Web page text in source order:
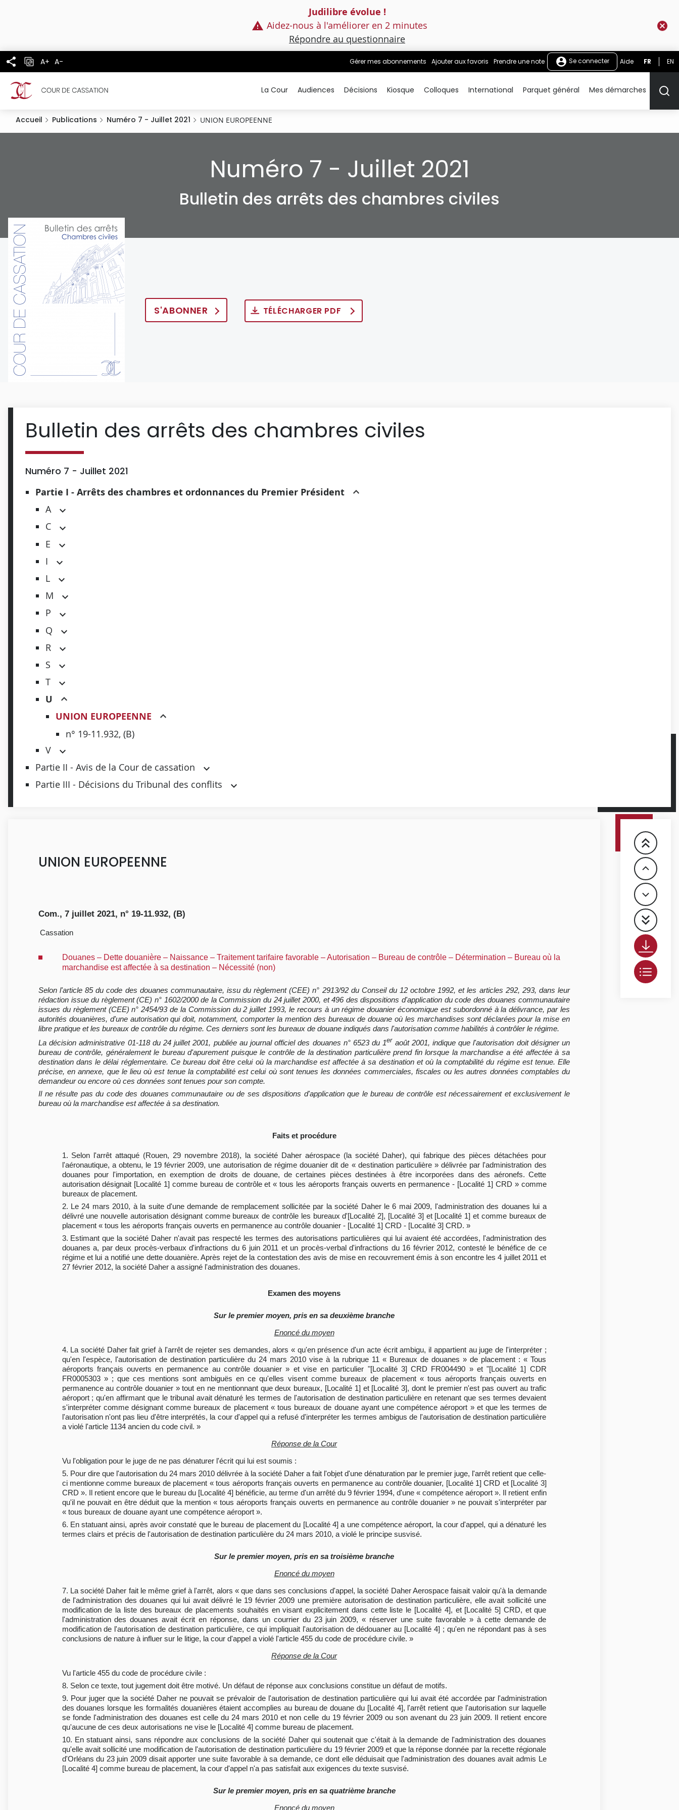
Judilibre évolue !
Aidez-nous à l'améliorer en 2 minutes
Répondre au questionnaire
A+ A- Gérer mes abonnements Ajouter aux favoris Prendre une note Se connecter Aide FR EN
La Cour Audiences Décisions Kiosque Colloques International Parquet général Mes démarches
Accueil Publications Numéro 7 - Juillet 2021 UNION EUROPEENNE
Numéro 7 - Juillet 2021
Bulletin des arrêts des chambres civiles
S'ABONNER TÉLÉCHARGER PDF
Bulletin des arrêts des chambres civiles
Numéro 7 - Juillet 2021
Partie I - Arrêts des chambres et ordonnances du Premier Président
A
C
E
I
L
M
P
Q
R
S
T
U
UNION EUROPEENNE
n° 19-11.932, (B)
V
Partie II - Avis de la Cour de cassation
Partie III - Décisions du Tribunal des conflits
UNION EUROPEENNE
Com., 7 juillet 2021, n° 19-11.932, (B)
Cassation
Douanes – Dette douanière – Naissance – Traitement tarifaire favorable – Autorisation – Bureau de contrôle – Détermination – Bureau où la
marchandise est affectée à sa destination – Nécessité (non)
Selon l'article 85 du code des douanes communautaire, issu du règlement (CEE) n° 2913/92 du Conseil du 12 octobre 1992, et les articles 292, 293, dans leur
rédaction issue du règlement (CE) n° 1602/2000 de la Commission du 24 juillet 2000, et 496 des dispositions d'application du code des douanes communautaire
issues du règlement (CEE) n° 2454/93 de la Commission du 2 juillet 1993, le recours à un régime douanier économique est subordonné à la délivrance, par les
autorités douanières, d'une autorisation qui doit, notamment, comporter la mention des bureaux de douane où les marchandises sont déclarées pour la mise en
libre pratique et les bureaux de contrôle du régime. Ces derniers sont les bureaux de douane indiqués dans l'autorisation comme habilités à contrôler le régime.
La décision administrative 01-118 du 24 juillet 2001, publiée au journal officieldes douanes n° 6523 du 1er août 2001, indique que l'autorisation doit désigner un
bureau de contrôle, généralement le bureau d'apurement puisque le contrôle de la destination particulière prend fin lorsque la marchandise a été affectée à sa
destination dans le délai réglementaire. Ce bureau doit être celui où la marchandise est affectée à sa destination et où la comptabilité du régime est tenue. Elle
précise, en annexe, que le lieu où est tenue la comptabilité est celui où sont tenues les données commerciales, fiscales ou les autres données comptables du
demandeur ou encore où ces données sont tenues pour son compte.
Il ne résulte pas du code des douanes communautaire ou de ses dispositions d'application que le bureau de contrôle est nécessairement et exclusivement le
bureau où la marchandise est affectée à sa destination.
Faits et procédure
1. Selon l'arrêt attaqué (Rouen, 29 novembre 2018), la société Daher aérospace (la société Daher), qui fabrique des pièces détachées pour
l'aéronautique, a obtenu, le 19 février 2009, une autorisation de régime douanier dit de « destination particulière » délivrée par l'administration des
douanes pour l'importation, en exemption de droits de douane, de certaines pièces destinées à être incorporées dans des aéronefs. Cette
autorisation désignait [Localité 1] comme bureau de contrôle et « tous les aéroports français ouverts en permanence - [Localité 1] CRD » comme
bureaux de placement.
2. Le 24 mars 2010, à la suite d'une demande de remplacement sollicitée par la société Daher le 6 mai 2009, l'administration des douanes lui a
délivré une nouvelle autorisation désignant comme bureaux de contrôle les bureaux d'[Localité 2], [Localité 3] et [Localité 1] et comme bureaux de
placement « tous les aéroports français ouverts en permanence au contrôle douanier - [Localité 1] CRD - [Localité 3] CRD. »
3. Estimant que la société Daher n'avait pas respecté les termes des autorisations particulières qui lui avaient été accordées, l'administration des
douanes a, par deux procès-verbaux d'infractions du 6 juin 2011 et un procès-verbal d'infractions du 16 février 2012, contesté le bénéfice de ce
régime et lui a notifié une dette douanière. Après rejet de la contestation des avis de mise en recouvrement émis à son encontre les 4 juillet 2011 et
27 février 2012, la société Daher a assigné l'administration des douanes.
Examen des moyens
Sur le premier moyen, pris en sa deuxième branche
Enoncé du moyen
4. La société Daher fait grief à l'arrêt de rejeter ses demandes, alors « qu'en présence d'un acte écrit ambigu, il appartient au juge de l'interpréter ;
qu'en l'espèce, l'autorisation de destination particulière du 24 mars 2010 vise à la rubrique 11 « Bureaux de douanes » de placement : « Tous
aéroports français ouverts en permanence au contrôle douanier » et vise en particulier "[Localité 3] CRD FR004490 » et "[Localité 1] CDR
FR0005303 » ; que ces mentions sont ambiguës en ce qu'elles visent comme bureaux de placement « tous aéroports français ouverts en
permanence au contrôle douanier » tout en ne mentionnant que deux bureaux, [Localité 1] et [Localité 3], dont le premier n'est pas ouvert au trafic
aéroport ; qu'en affirmant que le tribunal avait dénaturé les termes de l'autorisation de destination particulière en retenant que ses termes devaient
s'interpréter comme désignant comme bureaux de placement « tous bureaux de douane ayant une compétence aéroport » et que les termes de
l'autorisation n'ont pas lieu d'être interprétés, la cour d'appel qui a refusé d'interpréter les termes ambigus de l'autorisation de destination particulière
a violé l'article 1134 ancien du code civil. »
Réponse de la Cour
Vu l'obligation pour le juge de ne pas dénaturer l'écrit qui lui est soumis :
5. Pour dire que l'autorisation du 24 mars 2010 délivrée à la société Daher a fait l'objet d'une dénaturation par le premier juge, l'arrêt retient que celle-
ci mentionne comme bureaux de placement « tous aéroports français ouverts en permanence au contrôle douanier, [Localité 1] CRD et [Localité 3]
CRD ». Il retient encore que le bureau du [Localité 4] bénéficie, au terme d'un arrêté du 9 février 1994, d'une « compétence aéroport ». Il retient enfin
qu'il ne pouvait en être déduit que la mention « tous aéroports français ouverts en permanence au contrôle douanier » ne pouvait s'interpréter par
« tous bureaux de douane ayant une compétence aéroport ».
6. En statuant ainsi, après avoir constaté que le bureau de placement du [Localité 4] a une compétence aéroport, la cour d'appel, qui a dénaturé les
termes clairs et précis de l'autorisation de destination particulière du 24 mars 2010, a violé le principe susvisé.
Sur le premier moyen, pris en sa troisième branche
Enoncé du moyen
7. La société Daher fait le même grief à l'arrêt, alors « que dans ses conclusions d'appel, la société Daher Aerospace faisait valoir qu'à la demande
de l'administration des douanes qui lui avait délivré le 19 février 2009 une première autorisation de destination particulière, elle avait sollicité une
modification de la liste des bureaux de placements souhaités en visant explicitement dans cette liste le [Localité 4], et [Localité 5] CRD, et que
l'administration des douanes avait écrit en réponse, dans un courrier du 23 juin 2009, « réserver une suite favorable » à cette demande de
modification de l'autorisation de destination particulière, ce qui impliquait l'autorisation de dédouaner au [Localité 4] ; qu'en ne répondant pas à ses
conclusions de nature à influer sur le litige, la cour d'appel a violé l'article 455 du code de procédure civile. »
Réponse de la Cour
Vu l'article 455 du code de procédure civile :
8. Selon ce texte, tout jugement doit être motivé. Un défaut de réponse aux conclusions constitue un défaut de motifs.
9. Pour juger que la société Daher ne pouvait se prévaloir de l'autorisation de destination particulière qui lui avait été accordée par l'administration
des douanes lorsque les formalités douanières étaient accomplies au bureau de douane du [Localité 4], l'arrêt retient que l'autorisation sur laquelle
se fonde l'administration des douanes est celle du 24 mars 2010 et non celle du 19 février 2009 ou son avenant du 23 juin 2009. Il retient encore
qu'aucune de ces deux autorisations ne vise le [Localité 4] comme bureau de placement.
10. En statuant ainsi, sans répondre aux conclusions de la société Daher qui soutenait que c'était à la demande de l'administration des douanes
qu'elle avait sollicité une modification de l'autorisation de destination particulière du 19 février 2009 et que la réponse donnée par la recette régionale
d'Orléans du 23 juin 2009 disait apporter une suite favorable à sa demande, ce dont elle déduisait que l'administration des douanes avait admis Le
[Localité 4] comme bureau de placement, la cour d'appel n'a pas satisfait aux exigences du texte susvisé.
Sur le premier moyen, pris en sa quatrième branche
Enoncé du moyen